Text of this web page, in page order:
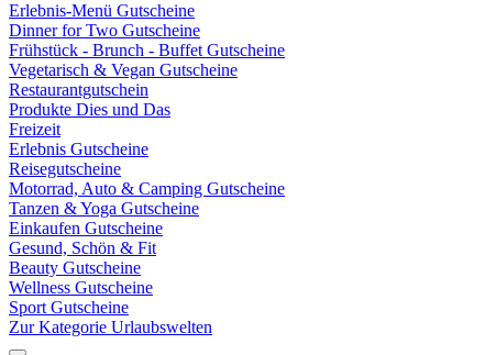
Erlebnis-Menü Gutscheine
Dinner for Two Gutscheine
Frühstück - Brunch - Buffet Gutscheine
Vegetarisch & Vegan Gutscheine
Restaurantgutschein
Produkte Dies und Das
Freizeit
Erlebnis Gutscheine
Reisegutscheine
Motorrad, Auto & Camping Gutscheine
Tanzen & Yoga Gutscheine
Einkaufen Gutscheine
Gesund, Schön & Fit
Beauty Gutscheine
Wellness Gutscheine
Sport Gutscheine
Zur Kategorie Urlaubswelten